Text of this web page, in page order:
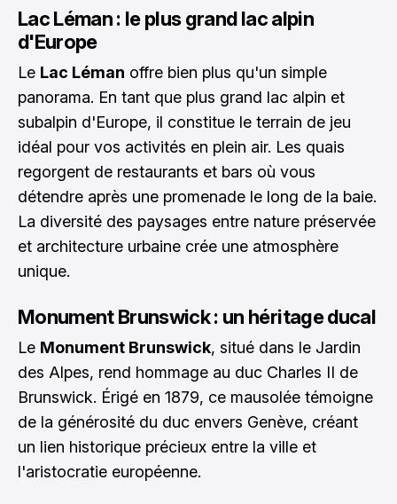
Lac Léman : le plus grand lac alpin
d'Europe
Le Lac Léman offre bien plus qu'un simple
panorama. En tant que plus grand lac alpin et
subalpin d'Europe, il constitue le terrain de jeu
idéal pour vos activités en plein air. Les quais
regorgent de restaurants et bars où vous
détendre après une promenade le long de la baie.
La diversité des paysages entre nature préservée
et architecture urbaine crée une atmosphère
unique.
Monument Brunswick : un héritage ducal
Le Monument Brunswick, situé dans le Jardin
des Alpes, rend hommage au duc Charles II de
Brunswick. Érigé en 1879, ce mausolée témoigne
de la générosité du duc envers Genève, créant
un lien historique précieux entre la ville et
l'aristocratie européenne.